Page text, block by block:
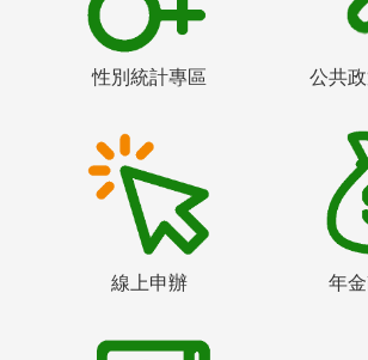
性別統計專區 公共
線上申辦 年